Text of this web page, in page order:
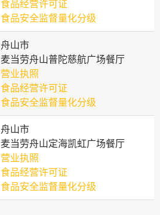
食品经营许可证
食品安全监督量化分级
舟山市
麦当劳舟山普陀慈航广场餐厅
营业执照
食品经营许可证
食品安全监督量化分级
舟山市
麦当劳舟山定海凯虹广场餐厅
营业执照
食品经营许可证
食品安全监督量化分级